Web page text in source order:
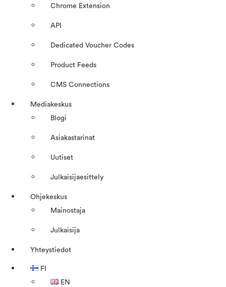
Chrome Extension
API
Dedicated Voucher Codes
Product Feeds
CMS Connections
Mediakeskus
Blogi
Asiakastarinat
Uutiset
Julkaisijaesittely
Ohjekeskus
Mainostaja
Julkaisija
Yhteystiedot
FI
EN